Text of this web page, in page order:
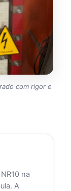
com rigor e
na
A